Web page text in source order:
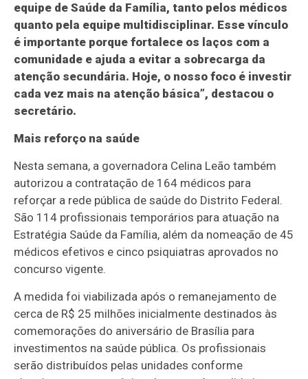
equipe de Saúde da Família, tanto pelos médicos
quanto pela equipe multidisciplinar. Esse vínculo
é importante porque fortalece os laços com a
comunidade e ajuda a evitar a sobrecarga da
atenção secundária. Hoje, o nosso foco é investir
cada vez mais na atenção básica”, destacou o
secretário.
Mais reforço na saúde
Nesta semana, a governadora Celina Leão também
autorizou a contratação de 164 médicos para
reforçar a rede pública de saúde do Distrito Federal.
São 114 profissionais temporários para atuação na
Estratégia Saúde da Família, além da nomeação de 45
médicos efetivos e cinco psiquiatras aprovados no
concurso vigente.
A medida foi viabilizada após o remanejamento de
cerca de R$ 25 milhões inicialmente destinados às
comemorações do aniversário de Brasília para
investimentos na saúde pública. Os profissionais
serão distribuídos pelas unidades conforme